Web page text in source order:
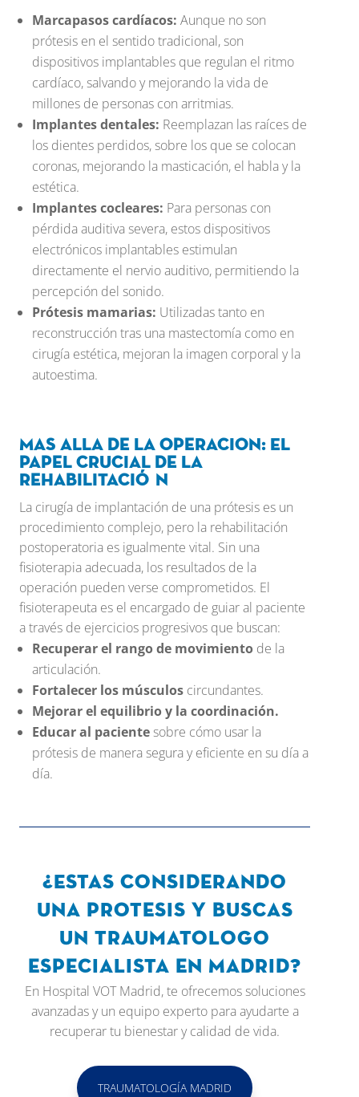
Marcapasos cardíacos: Aunque no son
prótesis en el sentido tradicional, son
dispositivos implantables que regulan el ritmo
cardíaco, salvando y mejorando la vida de
millones de personas con arritmias.
Implantes dentales: Reemplazan las raíces de
los dientes perdidos, sobre los que se colocan
coronas, mejorando la masticación, el habla y la
estética.
Implantes cocleares: Para personas con
pérdida auditiva severa, estos dispositivos
electrónicos implantables estimulan
directamente el nervio auditivo, permitiendo la
percepción del sonido.
Prótesis mamarias: Utilizadas tanto en
reconstrucción tras una mastectomía como en
cirugía estética, mejoran la imagen corporal y la
autoestima.
Mas alla de la operacion: El
papel crucial de la
rehabilitació n
La cirugía de implantación de una prótesis es un
procedimiento complejo, pero la rehabilitación
postoperatoria es igualmente vital. Sin una
fisioterapia adecuada, los resultados de la
operación pueden verse comprometidos. El
fisioterapeuta es el encargado de guiar al paciente
a través de ejercicios progresivos que buscan:
Recuperar el rango de movimiento de la
articulación.
Fortalecer los músculos circundantes.
Mejorar el equilibrio y la coordinación.
Educar al paciente sobre cómo usar la
prótesis de manera segura y eficiente en su día a
día.
¿Estas considerando
una protesis y buscas
un traumatologo
especialista en Madrid?
En Hospital VOT Madrid, te ofrecemos soluciones
avanzadas y un equipo experto para ayudarte a
recuperar tu bienestar y calidad de vida.
TRAUMATOLOGÍA MADRID